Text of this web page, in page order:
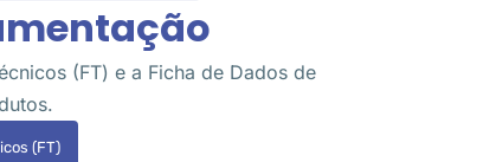
(FT) e a Ficha de Dados de
(FT)